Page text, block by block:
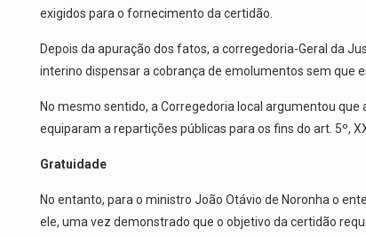
exigidos para o fornecimento da certidão.
Depois da apuração dos fatos, a corregedoria-Geral da
interino dispensar a cobrança de emolumentos sem que
No mesmo sentido, a Corregedoria local argumentou
equiparam a repartições públicas para os fins do art. 5º,
Gratuidade
No entanto, para o ministro João Otávio de Noronha o
ele, uma vez demonstrado que o objetivo da certidão